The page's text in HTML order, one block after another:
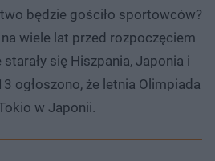
będzie gościło sportowców?
wiele lat przed rozpoczęciem
się Hiszpania, Japonia i
ogłoszono, że letnia Olimpiada
w Japonii.